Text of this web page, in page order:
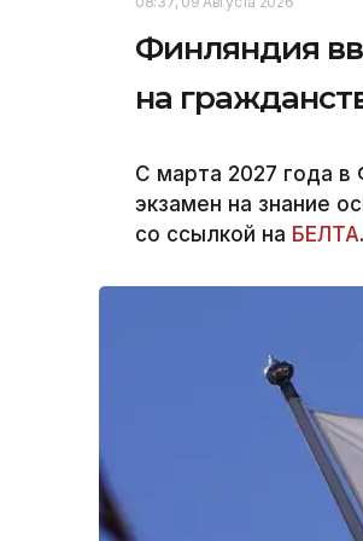
Финляндия
на
С марта 2027 года в
экзамен на знание
со ссылкой на БЕЛТА.